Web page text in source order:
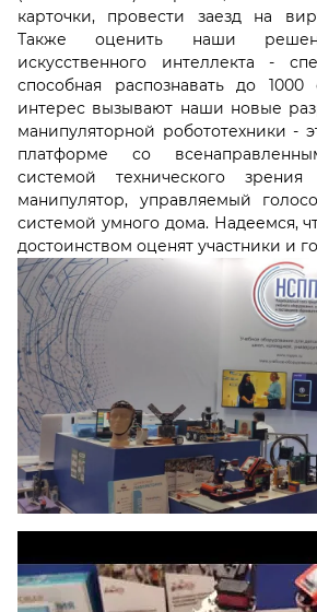
карточки, провести заезд на
Также оценить наши
искусственного интеллекта -
способная распознавать до
интерес вызывают наши новые
манипуляторной робототехники -
платформе со
системой технического
манипулятор, управляемый
системой умного дома. Надеемся,
достоинством оценят участники и